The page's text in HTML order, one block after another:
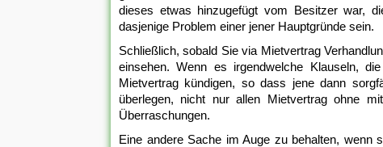
dieses etwas hinzugefügt vom Besitzer war,
dasjenige Problem einer jener Hauptgründe sein.
Schließlich, sobald Sie via Mietvertrag
einsehen. Wenn es irgendwelche Klauseln,
Mietvertrag kündigen, so dass jene dann
überlegen, nicht nur allen Mietvertrag ohne
Überraschungen.
Eine andere Sache im Auge zu behalten, wenn